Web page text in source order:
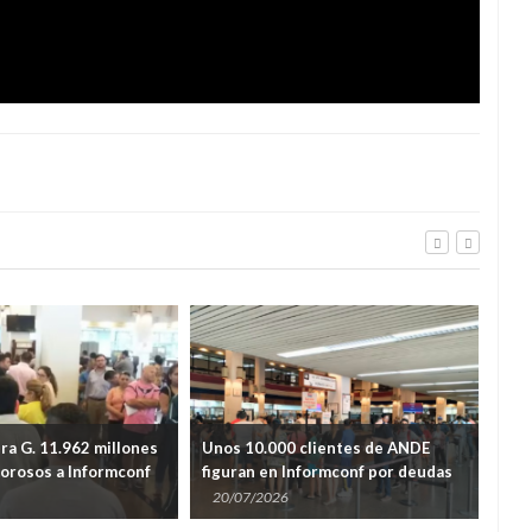
G. 11.962 millones
a Informconf
Unos 10.000 clientes de ANDE
figuran en Informconf por deudas
pendientes
20/07/2026